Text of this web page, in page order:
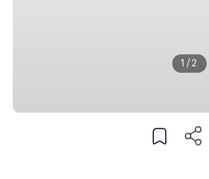
1 / 2